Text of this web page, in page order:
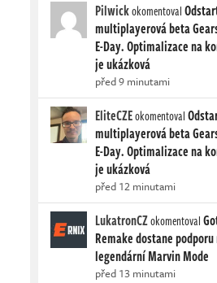
Pilwickokomentoval
multiplayerová beta
E-Day. Optimalizace na
je ukázková
před 9 minutami
EliteCZEokomentoval
multiplayerová beta
E-Day. Optimalizace na
je ukázková
před 12 minutami
LukatronCZokomentoval
Remake dostane
legendární Marvin Mode
před 13 minutami